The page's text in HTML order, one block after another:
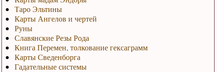
Таро Эльтины
Карты Ангелов и чертей
Руны
Славянские Резы Рода
Книга Перемен, толкование гексаграмм
Карты Сведенборга
Гадательные системы